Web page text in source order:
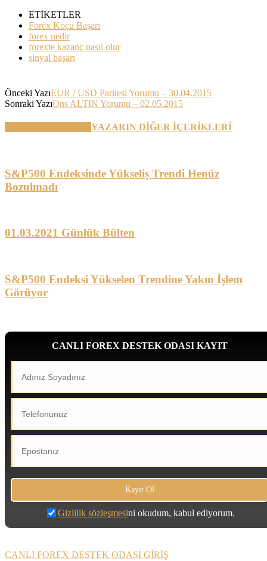
ETİKETLER
Forex Koçu Başarı
forex nedir
forexte kazanç nasıl olur
sinyal başarı
Önceki YazıEUR / USD Paritesi Yorumu – 30.04.2015
Sonraki YazıOns ALTIN Yorumu – 02.05.2015
YAZARIN DİĞER İÇERİKLERİ
S&P500 Endeksinde Yükseliş Trendi Henüz
Bozulmadı
01.03.2021 Günlük Bülten
S&P500 Endeksi Yükselen Trendine Yakın İşlem
Görüyor
CANLI FOREX DESTEK ODASI KAYIT
Gizlilik sözleşmesini okudum, kabul ediyorum.
CANLI FOREX DESTEK ODASI GİRİŞ